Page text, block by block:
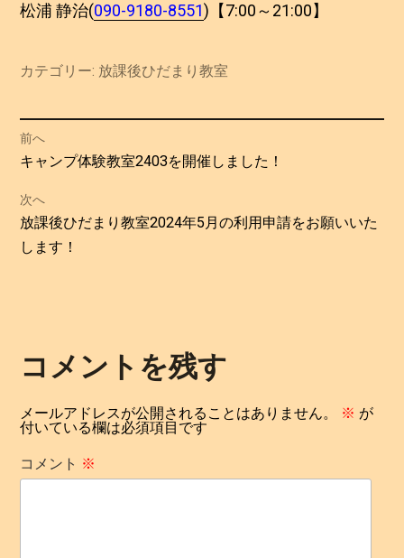
松浦 静治(090-9180-8551)【7:00～21:00】
カテゴリー: 放課後ひだまり教室
投
稿
ナ
ビ
シ
ョ
ン
前へ
過
の
投
稿:
キャンプ体験教室2403を開催しました！
次へ
次
の
放課後ひだまり教室2024年5月の利用申請をお願いいた
します！
コメントを残す
メールアドレスが公開されることはありません。 ※ が
付いている欄は必須項目です
コメント ※